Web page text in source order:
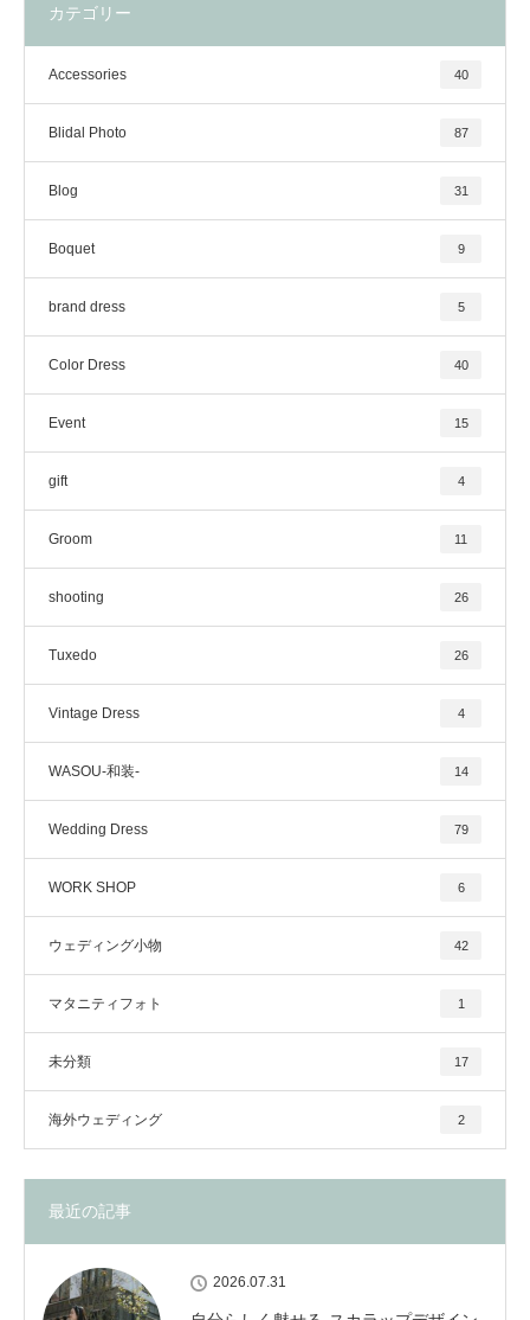
カテゴリー
Accessories 40
Blidal Photo 87
Blog 31
Boquet 9
brand dress 5
Color Dress 40
Event 15
gift 4
Groom 11
shooting 26
Tuxedo 26
Vintage Dress 4
WASOU-和装- 14
Wedding Dress 79
WORK SHOP 6
ウェディング小物 42
マタニティフォト 1
未分類 17
海外ウェディング 2
最近の記事
2026.07.31